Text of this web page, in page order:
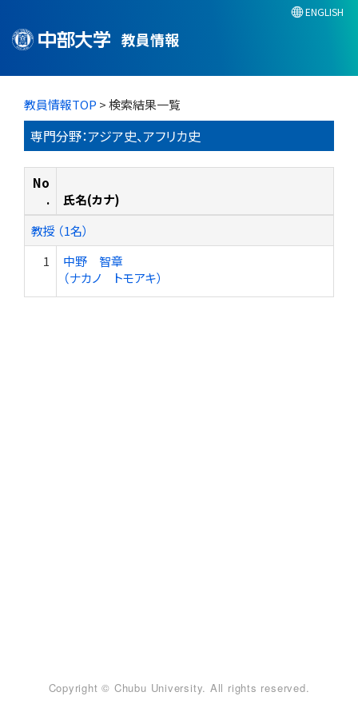
教員情報
ENGLISH
教員情報TOP > 検索結果一覧
専門分野：アジア史、アフリカ史
No
.
氏名(カナ)
教授 （1名）
1
中野 智章
（ナカノ トモアキ）
Copyright © Chubu University. All rights reserved.